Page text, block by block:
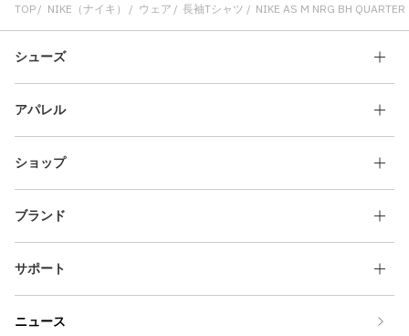
TOP NIKE（ナイキ） ウェア 長袖Tシャツ NIKE AS M NRG BH
シューズ
アパレル
ショップ
ブランド
サポート
ニュース